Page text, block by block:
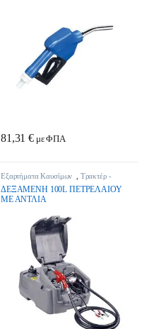
81,31€ με ΦΠΑ
Εξαρτήματα Καυσίμων
Τρακτέρ -
ΔΕΞΑΜΕΝΗ 100L ΠΕΤΡΕΛΑΙΟΥ
ΜΕ ΑΝΤΛΙΑ